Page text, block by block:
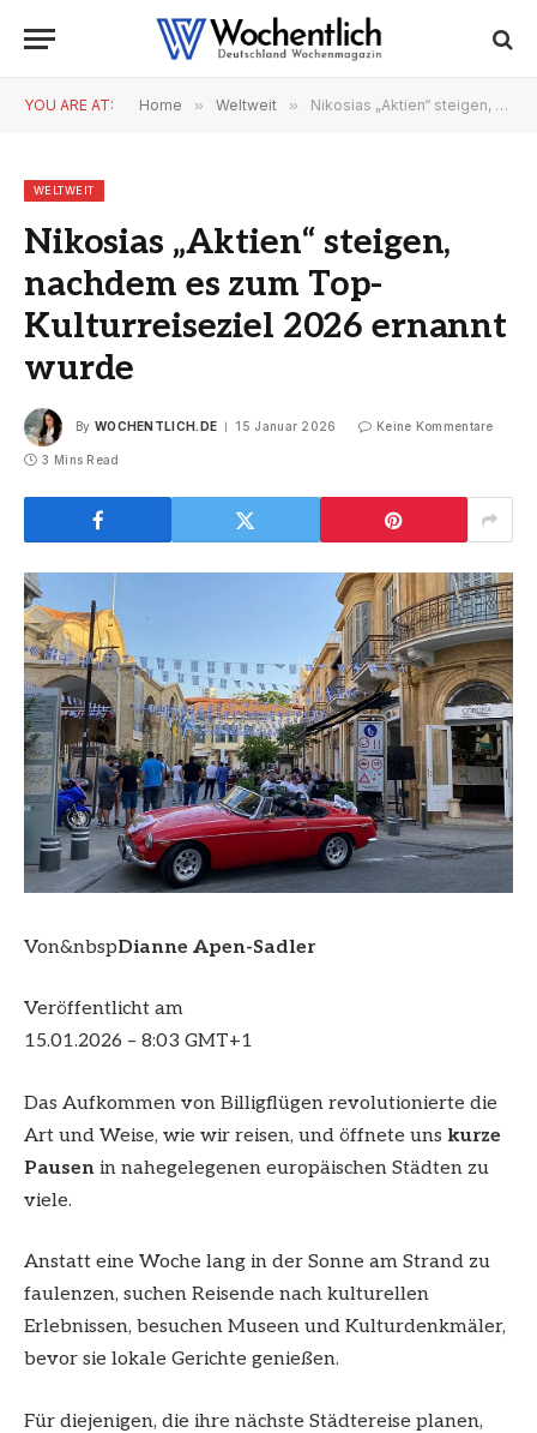
YOU ARE AT: Home » Weltweit » Nikosias „Aktien“ steigen, nachdem es zum Top-Kulturreiseziel 2026 ernannt wurde
WELTWEIT
Nikosias „Aktien“ steigen,
nachdem es zum Top-
Kulturreiseziel 2026 ernannt
wurde
By WOCHENTLICH.DE 15 Januar 2026 Keine Kommentare
3 Mins Read
Von&nbspDianne Apen-Sadler
Veröffentlicht am
15.01.2026 – 8:03 GMT+1
Das Aufkommen von Billigflügen revolutionierte die
Art und Weise, wie wir reisen, und öffnete uns kurze
Pausen in nahegelegenen europäischen Städten zu
viele.
Anstatt eine Woche lang in der Sonne am Strand zu
faulenzen, suchen Reisende nach kulturellen
Erlebnissen, besuchen Museen und Kulturdenkmäler,
bevor sie lokale Gerichte genießen.
Für diejenigen, die ihre nächste Städtereise planen,